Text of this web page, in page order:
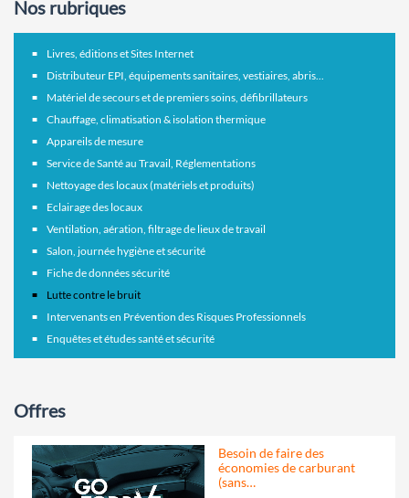
Nos rubriques
Livres, éditions et Sites Internet
Distributeur EPI, équipements sanitaires, vestiaires, abris...
Matériel de secours et de premiers soins, défibrillateurs
Chauffage, climatisation & isolation thermique
Appareils de mesure
Service de Santé au Travail, Réglementations
Nettoyage des locaux (matériels et produits)
Eclairage des locaux
Ventilation, aération, filtrage de lieux de travail
Salon, journée hygiène et sécurité
Fiche de données sécurité
Lutte contre le bruit
Intervenants en Prévention des Risques Professionnels
Enquêtes et études santé et sécurité
Offres
Besoin de faire des
économies de carburant
(sans…